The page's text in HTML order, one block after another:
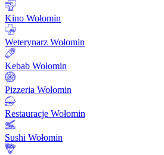
Kino Wołomin
Weterynarz Wołomin
Kebab Wołomin
Pizzeria Wołomin
Restauracje Wołomin
Sushi Wołomin